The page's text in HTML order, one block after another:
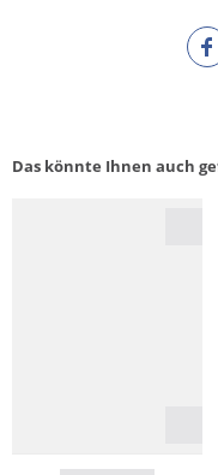
Das könnte Ihnen auch